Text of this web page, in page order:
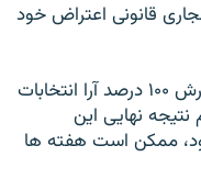
قانونی اعتراض خود
نتايج اعلام شده روز جمعه نتيجه شمارش ۱۰۰ درصد آرا انتخابات
اعلام نتيجه نهايی اين
ممکن است هفته ها